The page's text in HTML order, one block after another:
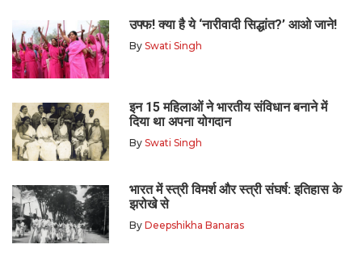
उफ्फ! क्या है ये ‘नारीवादी सिद्धांत?’ आओ जाने!
By Swati Singh
इन 15 महिलाओं ने भारतीय संविधान बनाने में
दिया था अपना योगदान
By Swati Singh
भारत में स्त्री विमर्श और स्त्री संघर्ष: इतिहास के
झरोखे से
By Deepshikha Banaras